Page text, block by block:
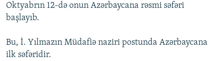
KARIKATURA
İSLAM VƏ DEMOKRATIYA
İZ - MƏDƏNIYYƏT PROQRAMI
PEŞƏ ETIKASI VƏ JURNALISTIKA STANDARTLARIMIZ
MATERIALLARIMIZDAN ISTIFADƏ
AZADLIQRADIOSU MOBIL TELEFONUNUZDA
RFE/RL-in bütün saytları
Oktyabrın 12-də onun Azərbaycana rəsmi səfəri
başlayıb.
Bu, İ. Yılmazın Müdafiə naziri postunda Azərbaycana
ilk səfəridir.